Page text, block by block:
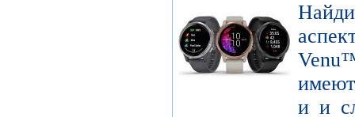
и и